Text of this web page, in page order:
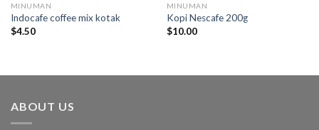
MINUMAN
Indocafe coffee mix kotak
$4.50
MINUMAN
Kopi Nescafe 200g
$10.00
ABOUT US